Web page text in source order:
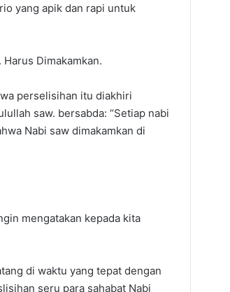
yang apik dan rapi untuk
Dimakamkan.
perselisihan itu diakhiri
saw. bersabda: “Setiap nabi
Nabi saw dimakamkan di
mengatakan kepada kita
di waktu yang tepat dengan
seru para sahabat Nabi